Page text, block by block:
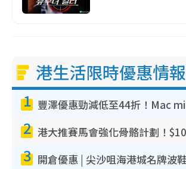
港生活限時優惠情報
1
2
3